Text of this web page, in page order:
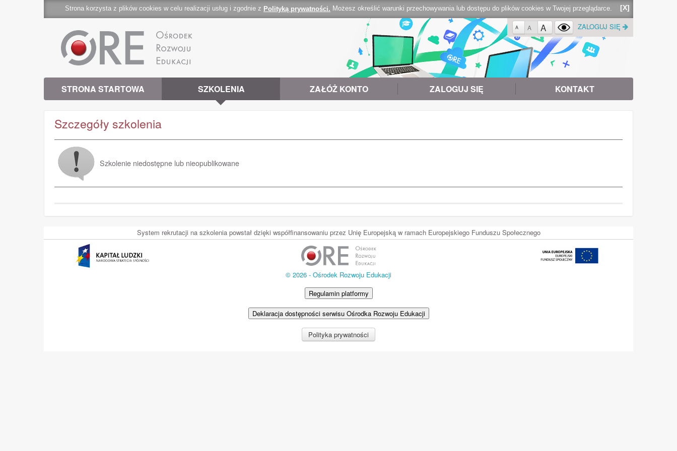
Strona korzysta z plików cookies w celu realizacji usług i zgodnie z Polityką prywatności. Możesz określić warunki przechowywania lub dostępu do plików cookies w Twojej przeglądarce. [X]
STRONA STARTOWA SZKOLENIA ZAŁÓŻ KONTO ZALOGUJ SIĘ KONTAKT
A A A ZALOGUJ SIĘ
Szczegóły szkolenia
Szkolenie niedostępne lub nieopublikowane
System rekrutacji na szkolenia powstał dzięki współfinansowaniu przez Unię Europejską w ramach Europejskiego Funduszu Społecznego
© 2026 - Ośrodek Rozwoju Edukacji
Regulamin platformy
Deklaracja dostępności serwisu Ośrodka Rozwoju Edukacji
Polityka prywatności